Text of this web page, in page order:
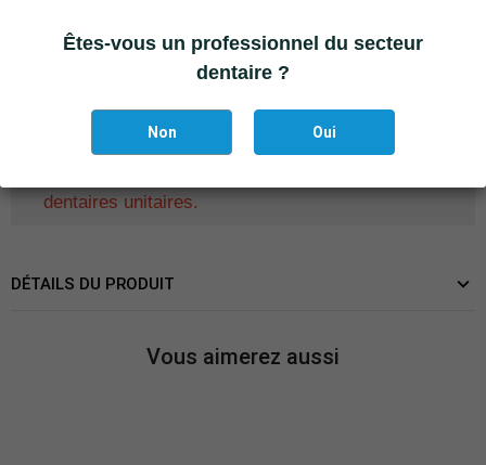
vis de base de remplacement
prothétique jaune QN peut être commandée séparement
dentaires unitaires.
DÉTAILS DU PRODUIT
Vous aimerez aussi
Êtes-vous un professionnel du secteur
dentaire ?
Non Oui